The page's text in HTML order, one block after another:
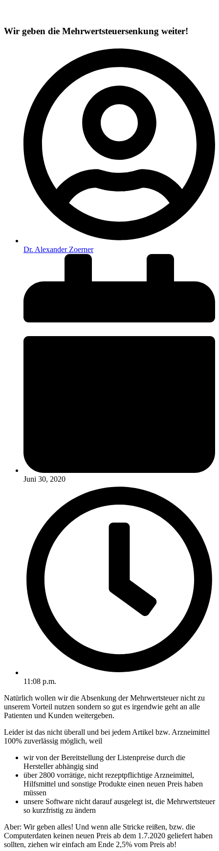
Wir geben die Mehrwertsteuersenkung weiter!
Dr. Alexander Zoerner
Juni 30, 2020
11:08 p.m.
Natürlich wollen wir die Absenkung der Mehrwertsteuer nicht zu
unserem Vorteil nutzen sondern so gut es irgendwie geht an alle
Patienten und Kunden weitergeben.
Leider ist das nicht überall und bei jedem Artikel bzw. Arzneimittel
100% zuverlässig möglich, weil
wir von der Bereitstellung der Listenpreise durch die
Hersteller abhängig sind
über 2800 vorrätige, nicht rezeptpflichtige Arzneimittel,
Hilfsmittel und sonstige Produkte einen neuen Preis haben
müssen
unsere Software nicht darauf ausgelegt ist, die Mehrwertsteuer
so kurzfristig zu ändern
Aber: Wir geben alles! Und wenn alle Stricke reißen, bzw. die
Computerdaten keinen neuen Preis ab dem 1.7.2020 geliefert haben
sollten, ziehen wir einfach am Ende 2,5% vom Preis ab!